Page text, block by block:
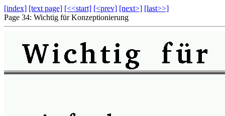
[index] [text page] [<<start] [<prev] [next>] [last>>]
Page 34: Wichtig für Konzeptionierung